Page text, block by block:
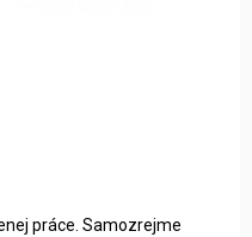
práce. Samozrejme